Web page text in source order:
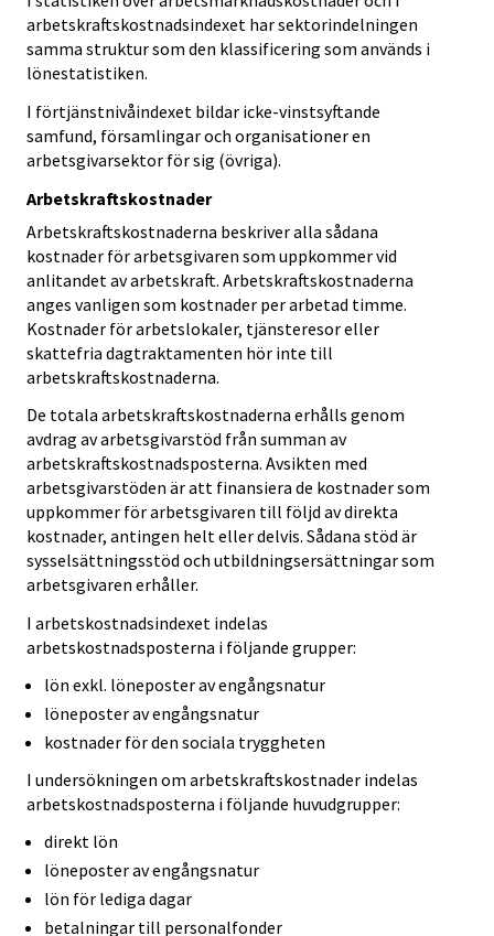
arbetskraftskostnadsindexet har sektorindelningen
samma struktur som den klassificering som används i
lönestatistiken.
I förtjänstnivåindexet bildar icke-vinstsyftande
samfund, församlingar och organisationer en
arbetsgivarsektor för sig (övriga).
Arbetskraftskostnader
Arbetskraftskostnaderna beskriver alla sådana
kostnader för arbetsgivaren som uppkommer vid
anlitandet av arbetskraft. Arbetskraftskostnaderna
anges vanligen som kostnader per arbetad timme.
Kostnader för arbetslokaler, tjänsteresor eller
skattefria dagtraktamenten hör inte till
arbetskraftskostnaderna.
De totala arbetskraftskostnaderna erhålls genom
avdrag av arbetsgivarstöd från summan av
arbetskraftskostnadsposterna. Avsikten med
arbetsgivarstöden är att finansiera de kostnader som
uppkommer för arbetsgivaren till följd av direkta
kostnader, antingen helt eller delvis. Sådana stöd är
sysselsättningsstöd och utbildningsersättningar som
arbetsgivaren erhåller.
I arbetskostnadsindexet indelas
arbetskostnadsposterna i följande grupper:
lön exkl. löneposter av engångsnatur
löneposter av engångsnatur
kostnader för den sociala tryggheten
I undersökningen om arbetskraftskostnader indelas
arbetskostnadsposterna i följande huvudgrupper:
direkt lön
löneposter av engångsnatur
lön för lediga dagar
betalningar till personalfonder